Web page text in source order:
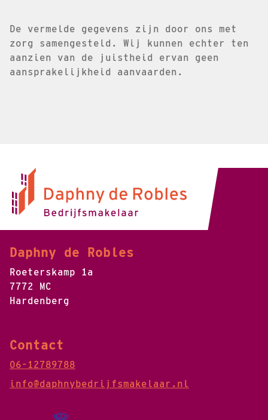
De vermelde gegevens zijn door ons met
zorg samengesteld. Wij kunnen echter ten
aanzien van de juistheid ervan geen
aansprakelijkheid aanvaarden.
Daphny de Robles
Roeterskamp 1a
7772 MC
Hardenberg
Contact
06-12789788
info@daphnybedrijfsmakelaar.nl